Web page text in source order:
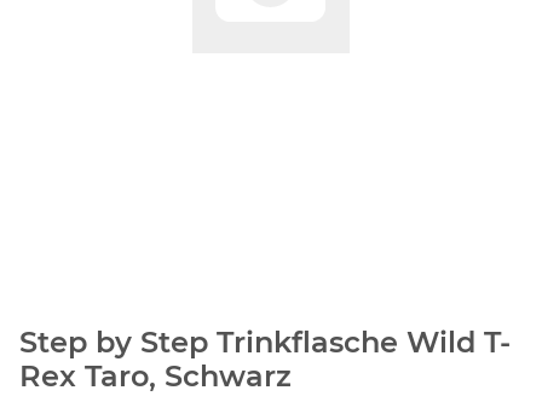
Step by Step Trinkflasche Wild T-
Rex Taro, Schwarz